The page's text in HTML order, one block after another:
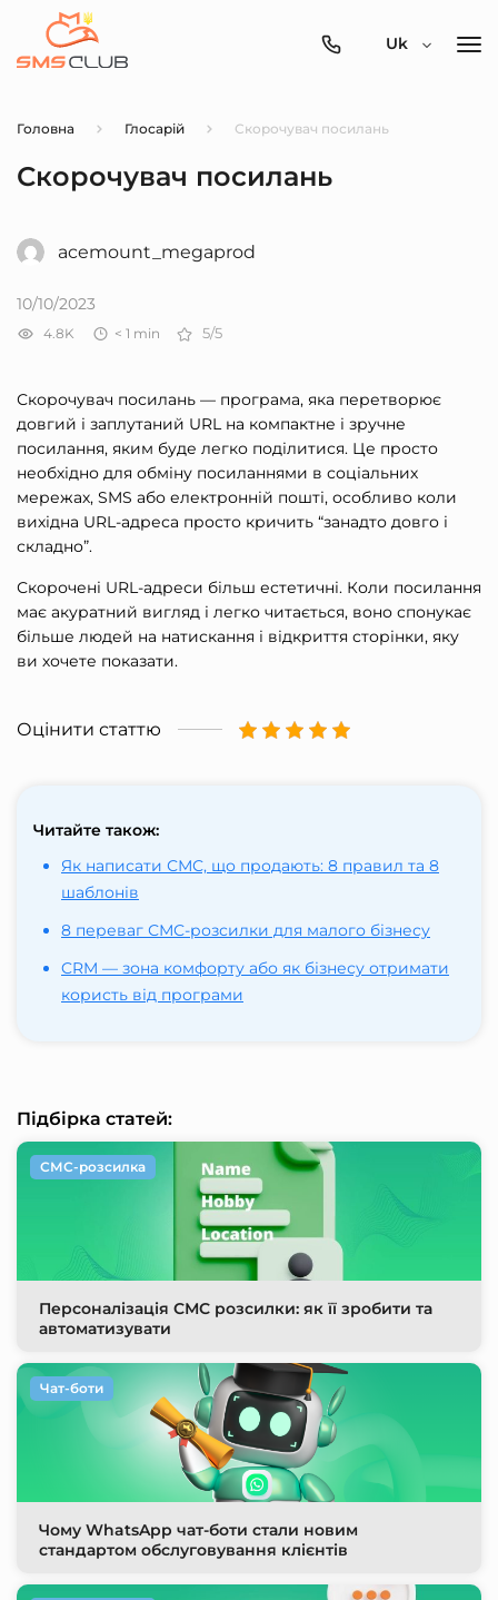
0800-
Uk
Головна Глосарій Скорочувач посилань
Скорочувач посилань
acemount_megaprod
10/10/2023
4.8K < 1 min 5/5
Скорочувач посилань — програма, яка перетворює
довгий і заплутаний URL на компактне і зручне
посилання, яким буде легко поділитися. Це просто
необхідно для обміну посиланнями в соціальних
мережах, SMS або електронній пошті, особливо коли
вихідна URL-адреса просто кричить “занадто довго і
складно”.
Скорочені URL-адреси більш естетичні. Коли посилання
має акуратний вигляд і легко читається, воно спонукає
більше людей на натискання і відкриття сторінки, яку
ви хочете показати.
Оцінити статтю
Читайте також:
Як написати СМС, що продають: 8 правил та 8
шаблонів
8 переваг СМС-розсилки для малого бізнесу
CRM — зона комфорту або як бізнесу отримати
користь від програми
Підбірка статей:
Персоналізація СМС розсилки: як її зробити та
автоматизувати
СМС-розсилка
Чому WhatsApp чат-боти стали новим
стандартом обслуговування клієнтів
Чат-боти